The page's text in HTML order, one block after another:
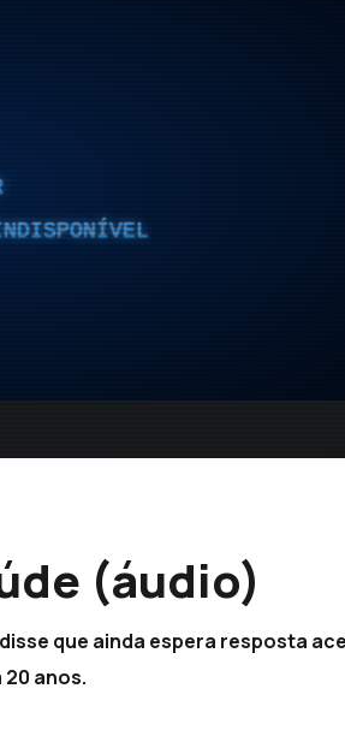
(áudio)
que ainda espera resposta
anos.